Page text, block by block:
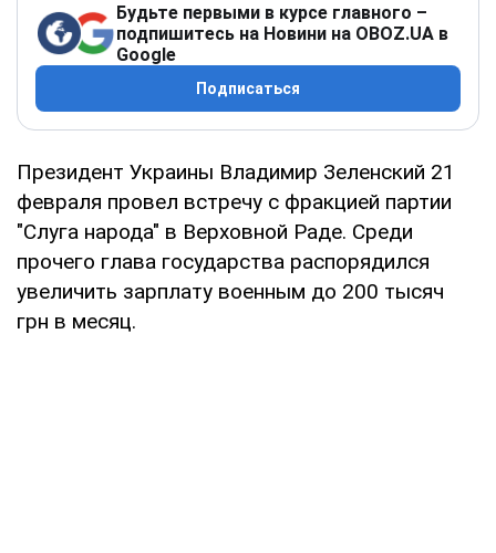
Будьте первыми в курсе главного –
подпишитесь на Новини на OBOZ.UA в
Google
Подписаться
Президент Украины Владимир Зеленский 21
февраля провел встречу с фракцией партии
"Слуга народа" в Верховной Раде. Среди
прочего глава государства распорядился
увеличить зарплату военным до 200 тысяч
грн в месяц.